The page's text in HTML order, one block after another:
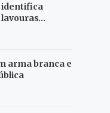
identifica
lavouras…
arma branca e